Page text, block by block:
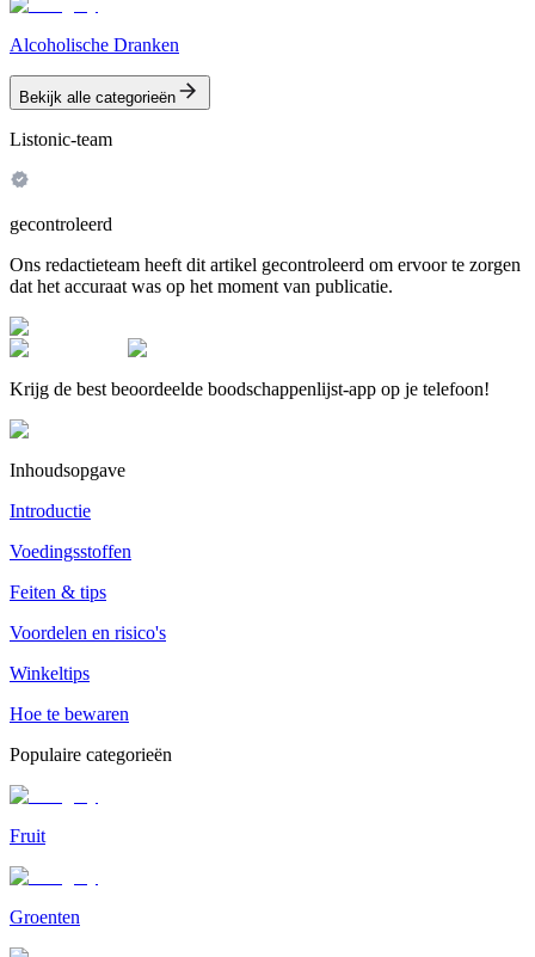
Alcoholische Dranken
Bekijk alle categorieën
Listonic-team
gecontroleerd
Ons redactieteam heeft dit artikel gecontroleerd om ervoor te zorgen
dat het accuraat was op het moment van publicatie.
Krijg de best beoordeelde boodschappenlijst-app op je telefoon!
Inhoudsopgave
Introductie
Voedingsstoffen
Feiten & tips
Voordelen en risico's
Winkeltips
Hoe te bewaren
Populaire categorieën
Fruit
Groenten